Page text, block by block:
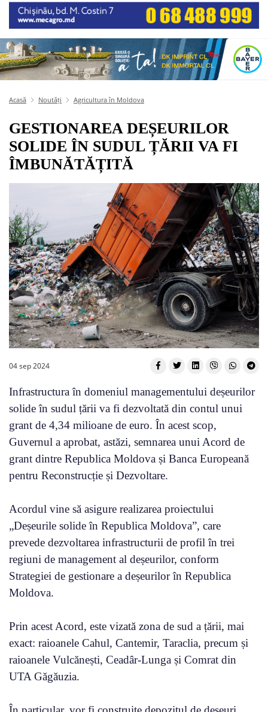
Acasă Noutăți Agricultura în Moldova
GESTIONAREA DEȘEURILOR
SOLIDE ÎN SUDUL ȚĂRII VA FI
ÎMBUNĂTĂȚITĂ
04 sep 2024
Infrastructura în domeniul managementului deșeurilor
solide în sudul țării va fi dezvoltată din contul unui
grant de 4,34 milioane de euro. În acest scop,
Guvernul a aprobat, astăzi, semnarea unui Acord de
grant dintre Republica Moldova și Banca Europeană
pentru Reconstrucție și Dezvoltare.
Acordul vine să asigure realizarea proiectului
„Deșeurile solide în Republica Moldova”, care
prevede dezvoltarea infrastructurii de profil în trei
regiuni de management al deșeurilor, conform
Strategiei de gestionare a deșeurilor în Republica
Moldova.
Prin acest Acord, este vizată zona de sud a țării, mai
exact: raioanele Cahul, Cantemir, Taraclia, precum și
raioanele Vulcănești, Ceadâr-Lunga și Comrat din
UTA Găgăuzia.